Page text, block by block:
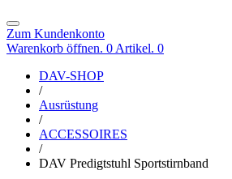
Zum Kundenkonto
Warenkorb öffnen. 0 Artikel. 0
DAV-SHOP
/
Ausrüstung
/
ACCESSOIRES
/
DAV Predigtstuhl Sportstirnband